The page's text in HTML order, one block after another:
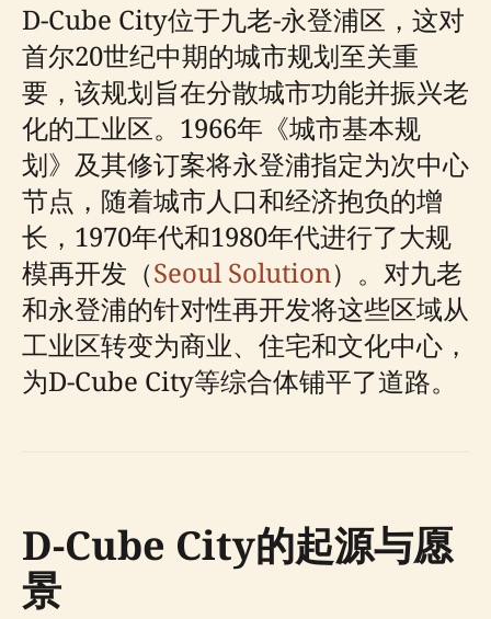
D-Cube City位于九老-永登浦区，这对
首尔20世纪中期的城市规划至关重
要，该规划旨在分散城市功能并振兴老
化的工业区。1966年《城市基本规
划》及其修订案将永登浦指定为次中心
节点，随着城市人口和经济抱负的增
长，1970年代和1980年代进行了大规
模再开发（Seoul Solution）。对九老
和永登浦的针对性再开发将这些区域从
工业区转变为商业、住宅和文化中心，
为D-Cube City等综合体铺平了道路。
D-Cube City的起源与愿
景